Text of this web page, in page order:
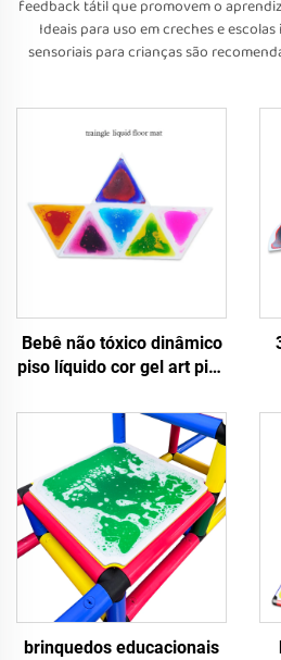
feedback tátil que promovem o
Ideais para uso em creches e
sensoriais para crianças são
Bebê não tóxico dinâmico
piso líquido cor gel art piso
jogos sensorial azulejo
vinil líquido tapete de
brincar
brinquedos educacionais